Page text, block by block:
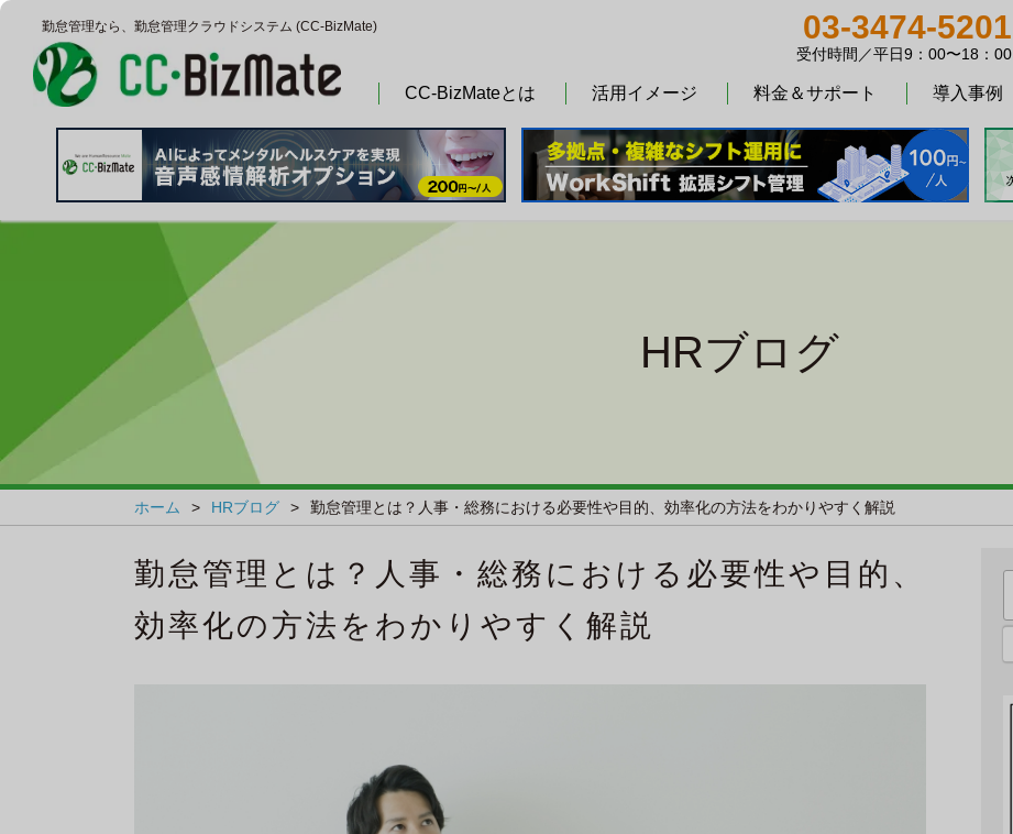
勤怠管理なら、勤怠管理クラウドシステム (CC‐BizMate) 03-3474-5201
受付時間／平日9：00〜18：00
CC-BizMateとは 活用イメージ 料金＆サポート 導入事例
HRブログ
ホーム > HRブログ > 勤怠管理とは？人事・総務における必要性や目的、効率化の方法をわかりやすく解説
勤怠管理とは？人事・総務における必要性や目的、
効率化の方法をわかりやすく解説